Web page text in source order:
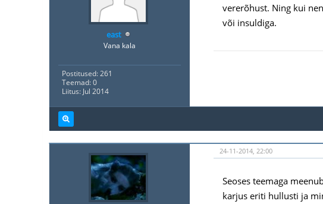
east
Vana kala
Postitused: 261
Teemad: 0
Liitus: Jul 2014
vererõhust. Ning kui
või insuldiga.
24-11-2014, 22:00
Seoses teemaga
karjus eriti hullusti ja